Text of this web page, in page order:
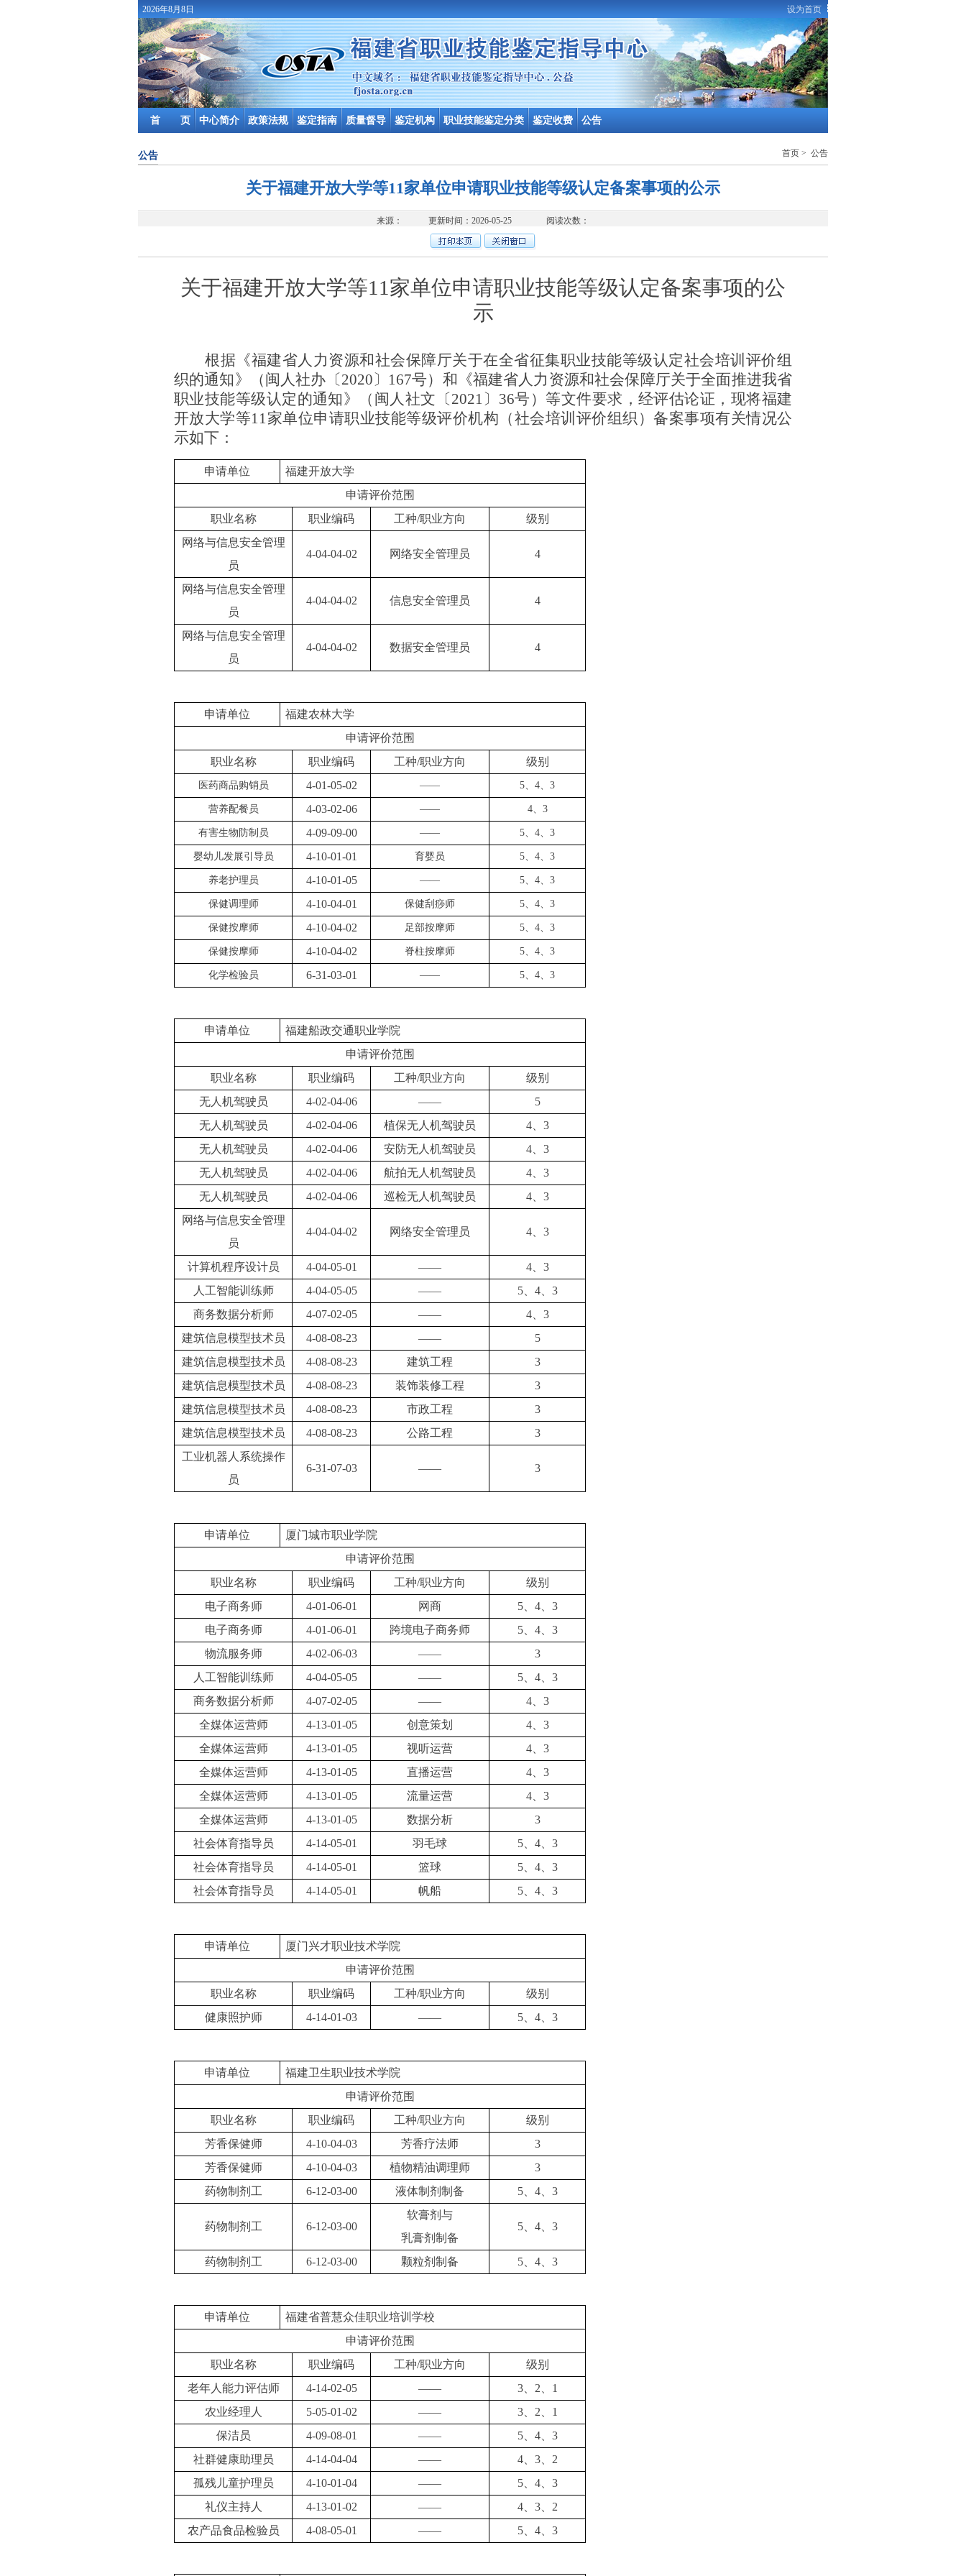
2026年8月8日 设为首页
首 页 中心简介 政策法规 鉴定指南 质量督导 鉴定机构 职业技能鉴定分类 鉴定收费 公告
公告 首页 > 公告
关于福建开放大学等11家单位申请职业技能等级认定备案事项的公示
来源： 更新时间：2026-05-25 阅读次数：
关于福建开放大学等11 家单位申请职业技能等级认定备案事项的公
示
根据《福建省人力资源和社会保障厅关于在全省征集职业技能等级认定社会培训评价组
织的通知》（闽人社办〔2020〕167号）和《福建省人力资源和社会保障厅关于全面推进我省
职业技能等级认定的通知》（闽人社文〔2021〕36号）等文件要求，经评估论证，现将福建
开放大学等11家单位申请职业技能等级评价机构（社会培训评价组织）备案事项有关情况公
示如下：
申请单位
福建开放大学
申请评价范围
职业名称
职业编码 工种/职业方向
级别
网络与信息安全管理
员
4-04-04-02 网络安全管理员 4
网络与信息安全管理
员
4-04-04-02 信息安全管理员 4
网络与信息安全管理
员
4-04-04-02 数据安全管理员 4
申请单位
福建农林大学
申请评价范围
职业名称
职业编码 工种/职业方向 级别
医药商品购销员 4-01-05-02 —— 5、4、3
营养配餐员 4-03-02-06 —— 4、3
有害生物防制员 4-09-09-00 —— 5、4、3
婴幼儿发展引导员 4-10-01-01 育婴员 5、4、3
养老护理员 4-10-01-05 —— 5、4、3
保健调理师 4-10-04-01 保健刮痧师 5、4、3
保健按摩师 4-10-04-02 足部按摩师 5、4、3
保健按摩师 4-10-04-02 脊柱按摩师 5、4、3
化学检验员 6-31-03-01 —— 5、4、3
申请单位
福建船政交通职业学院
申请评价范围
职业名称
职业编码 工种/职业方向
级别
无人机驾驶员
4-02-04-06 ——
5
无人机驾驶员
4-02-04-06 植保无人机驾驶员
4、3
无人机驾驶员
4-02-04-06 安防无人机驾驶员
4、3
无人机驾驶员
4-02-04-06 航拍无人机驾驶员
4、3
无人机驾驶员
4-02-04-06 巡检无人机驾驶员
4、3
网络与信息安全管理
员
4-04-04-02 网络安全管理员 4、3
计算机程序设计员 4-04-05-01 ——
4、3
人工智能训练师
4-04-05-05 ——
5、4、3
商务数据分析师
4-07-02-05 ——
4、3
建筑信息模型技术员
4-08-08-23 ——
5
建筑信息模型技术员
4-08-08-23 建筑工程
3
建筑信息模型技术员
4-08-08-23 装饰装修工程
3
建筑信息模型技术员
4-08-08-23 市政工程
3
建筑信息模型技术员
4-08-08-23 公路工程
3
工业机器人系统操作
员
6-31-07-03 —— 3
申请单位
厦门城市职业学院
申请评价范围
职业名称
职业编码 工种/职业方向
级别
电子商务师
4-01-06-01 网商
5、4、3
电子商务师
4-01-06-01 跨境电子商务师
5、4、3
物流服务师
4-02-06-03 ——
3
人工智能训练师
4-04-05-05 ——
5、4、3
商务数据分析师
4-07-02-05 ——
4、3
全媒体运营师
4-13-01-05 创意策划
4、3
全媒体运营师
4-13-01-05 视听运营
4、3
全媒体运营师
4-13-01-05 直播运营
4、3
全媒体运营师
4-13-01-05 流量运营
4、3
全媒体运营师
4-13-01-05 数据分析
3
社会体育指导员
4-14-05-01 羽毛球
5、4、3
社会体育指导员
4-14-05-01 篮球
5、4、3
社会体育指导员
4-14-05-01 帆船 5、4、3
申请单位
厦门兴才职业技术学院
申请评价范围
职业名称
职业编码 工种/职业方向
级别
健康照护师
4-14-01-03 —— 5、4、3
申请单位
福建卫生职业技术学院
申请评价范围
职业名称
职业编码 工种/职业方向
级别
芳香保健师
4-10-04-03 芳香疗法师
3
芳香保健师
4-10-04-03 植物精油调理师
3
药物制剂工
6-12-03-00 液体制剂制备 5、4、3
药物制剂工 6-12-03-00
软膏剂与
乳膏剂制备
5、4、3
药物制剂工 6-12-03-00 颗粒剂制备 5、4、3
申请单位
福建省普慧众佳职业培训学校
申请评价范围
职业名称
职业编码 工种/职业方向
级别
老年人能力评估师
4-14-02-05 ——
3、2、1
农业经理人
5-05-01-02 ——
3、2、1
保洁员
4-09-08-01 ——
5、4、3
社群健康助理员
4-14-04-04 ——
4、3、2
孤残儿童护理员
4-10-01-04 ——
5、4、3
礼仪主持人
4-13-01-02 ——
4、3、2
农产品食品检验员
4-08-05-01 —— 5、4、3